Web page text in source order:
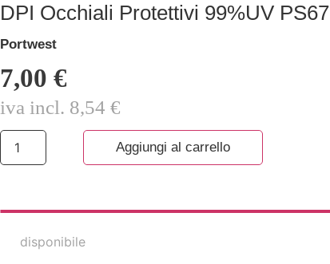
DPI Occhiali Protettivi 99%UV PS67
Portwest
7,00 €
iva incl. 8,54 €
DPI
Occhiali
Protettivi
Aggiungi al carrello
disponibile